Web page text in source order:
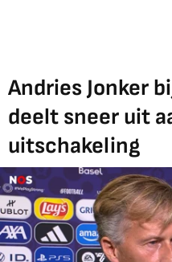
Andries Jonker
deelt sneer uit
uitschakeling